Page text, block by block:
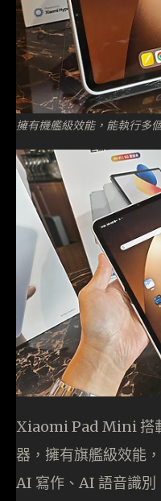
擁有機艦級效能，能執行多
Xiaomi Pad Mini 搭
器，擁有旗艦級效能
AI 寫作、AI 語音識